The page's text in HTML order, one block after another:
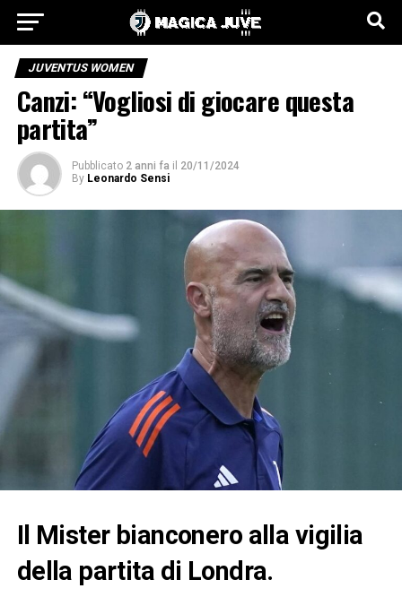
JUVENTUS WOMEN
Canzi: “Vogliosi di giocare questa
partita”
Pubblicato 2 anni fa il 20/11/2024
By Leonardo Sensi
Il Mister bianconero alla vigilia
della partita di Londra.